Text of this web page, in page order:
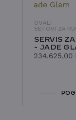
OVALI
SETOVI ZA
SERVIS
- JADE
234.625,00